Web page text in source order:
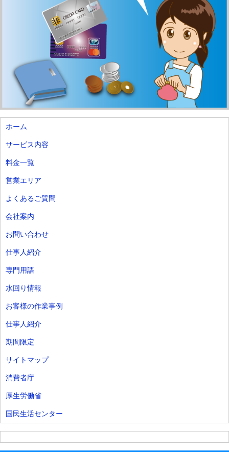
ホーム
サービス内容
料金一覧
営業エリア
よくあるご質問
会社案内
お問い合わせ
仕事人紹介
専門用語
水回り情報
お客様の作業事例
仕事人紹介
期間限定
サイトマップ
消費者庁
厚生労働省
国民生活センター